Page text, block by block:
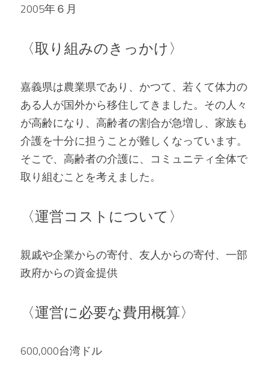
2005年６月
〈取り組みのきっかけ〉
嘉義県は農業県であり、かつて、若くて体力の
ある人が国外から移住してきました。その人々
が高齢になり、高齢者の割合が急増し、家族も
介護を十分に担うことが難しくなっています。
そこで、高齢者の介護に、コミュニティ全体で
取り組むことを考えました。
〈運営コストについて〉
親戚や企業からの寄付、友人からの寄付、一部
政府からの資金提供
〈運営に必要な費用概算〉
600,000台湾ドル